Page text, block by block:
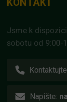
KONTAKT
Jsme k
sobotu od 9:00-
Napište: